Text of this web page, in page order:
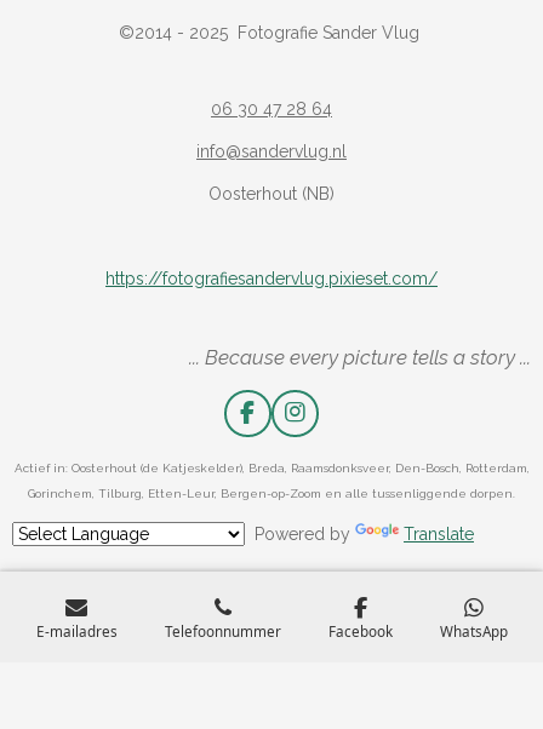
©2014 - 2025 Fotografie Sander Vlug
06 30 47 28 64
info@sandervlug.nl
Oosterhout (NB)
https://fotografiesandervlug.pixieset.com/
... Because every picture tells a story ...
F
a
c
e
o
k
I
n
s
t
g
a
Actief in: Oosterhout (de Katjeskelder), Breda, Raamsdonksveer, Den-Bosch, Rotterdam,
Gorinchem, Tilburg, Etten-Leur, Bergen-op-Zoom en alle tussenliggende dorpen.
Powered by Translate
E-mailadres Telefoonnummer Facebook WhatsApp